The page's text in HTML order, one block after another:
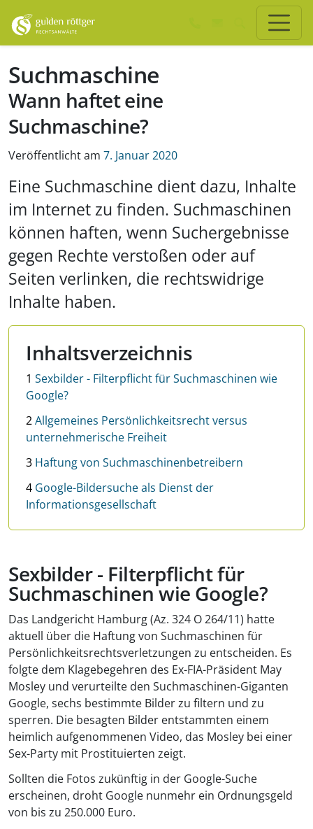
Suchmaschine
Wann haftet eine
Suchmaschine?
Veröffentlicht am 7. Januar 2020
Eine Suchmaschine dient dazu, Inhalte
im Internet zu finden. Suchmaschinen
können haften, wenn Suchergebnisse
gegen Rechte verstoßen oder auf
Seiten verlinken, die rechtswidrige
Inhalte haben.
Inhaltsverzeichnis
1 Sexbilder - Filterpflicht für Suchmaschinen wie
Google?
2Allgemeines Persönlichkeitsrecht versus
unternehmerische Freiheit
3 Haftung von Suchmaschinenbetreibern
4 Google-Bildersuche als Dienst der
Informationsgesellschaft
Sexbilder - Filterpflicht für
Suchmaschinen wie Google?
Das Landgericht Hamburg (Az. 324 O 264/11) hatte
aktuell über die Haftung von Suchmaschinen für
Persönlichkeitsrechtsverletzungen zu entscheiden. Es
folgte dem Klagebegehren des Ex-FIA-Präsident May
Mosley und verurteilte den Suchmaschinen-Giganten
Google, sechs bestimmte Bilder zu filtern und zu
sperren. Die besagten Bilder entstammten einem
heimlich aufgenommenen Video, das Mosley bei einer
Sex-Party mit Prostituierten zeigt.
Sollten die Fotos zukünftig in der Google-Suche
erscheinen, droht Google nunmehr ein Ordnungsgeld
von bis zu 250.000 Euro.